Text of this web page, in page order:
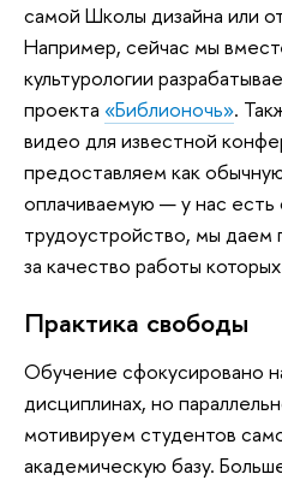
самой Школы дизайна или
Например, сейчас мы
культурологии
проекта «Библионочь».
видео для известной
предоставляем как
оплачиваемую — у нас
трудоустройство, мы даем
за качество работы
Практика свободы
Обучение сфокусировано
дисциплинах, но
мотивируем студентов
академическую базу.